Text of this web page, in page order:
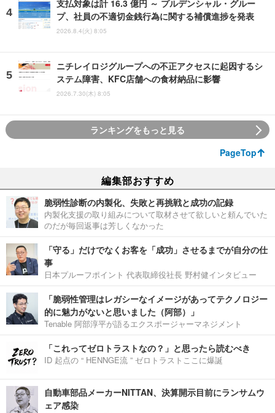
支払対象は計 16.3 億円 ～ プルデンシャル・グルー
プ、社員の不適切金銭行為に関する補償進捗を発表
2026.8.4(火) 8:05
ニチレイロジグループへの不正アクセスに起因するシ
ステム障害、KFC店舗への食材納品に影響
2026.7.30(木) 8:05
ランキングをもっと見る
PageTop
編集部おすすめ
脆弱性診断の内製化、失敗と再挑戦と成功の記録
内製化支援の取り組みについて取材させて欲しいと頼んでいた
のだが毎回返事は芳しくなかった
「守る」だけでなくお客を「成功」させるまでが自分の仕
事
日本プルーフポイント 代表取締役社長 野村健インタビュー
「脆弱性管理はレガシーなイメージがあってテクノロジー
的に魅力がないと思いました（阿部）」
Tenable 阿部淳平が語るエクスポージャーマネジメント
「これってゼロトラストなの？」と思ったら読むべき
ID 起点の “ HENNGE流 ” ゼロトラストここに爆誕
自動車部品メーカーNITTAN、決算開示目前にランサムウ
ェア感染